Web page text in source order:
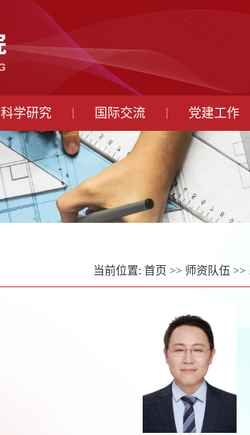
科学研究 国际交流 党建工作
当前位置: 首页 >> 师资队伍 >>